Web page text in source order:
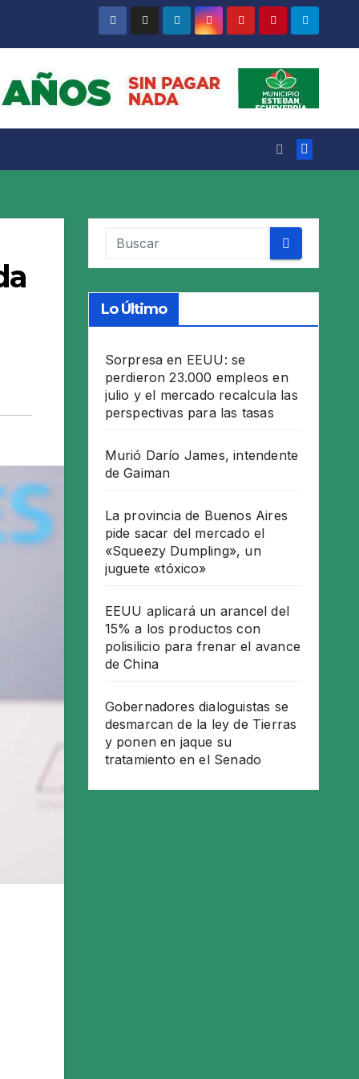
Lo Último
Sorpresa en EEUU: se
perdieron 23.000 empleos en
julio y el mercado recalcula las
perspectivas para las tasas
Murió Darío James, intendente
de Gaiman
La provincia de Buenos Aires
pide sacar del mercado el
«Squeezy Dumpling», un
juguete «tóxico»
EEUU aplicará un arancel del
15% a los productos con
polisilicio para frenar el avance
de China
Gobernadores dialoguistas se
desmarcan de la ley de Tierras
y ponen en jaque su
tratamiento en el Senado